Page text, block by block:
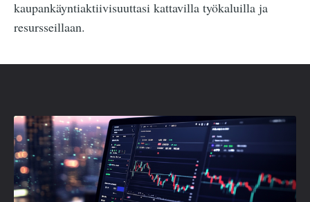
kaupankäyntiaktiivisuuttasi kattavilla työkaluilla ja
resursseillaan.